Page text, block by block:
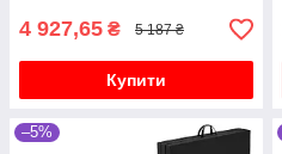
4 927,65 ₴ 5 187 ₴
Купити
–5%